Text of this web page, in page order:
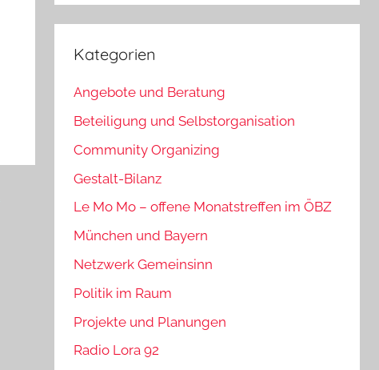
Kategorien
Angebote und Beratung
Beteiligung und Selbstorganisation
Community Organizing
Gestalt-Bilanz
Le Mo Mo – offene Monatstreffen im ÖBZ
München und Bayern
Netzwerk Gemeinsinn
Politik im Raum
Projekte und Planungen
Radio Lora 92